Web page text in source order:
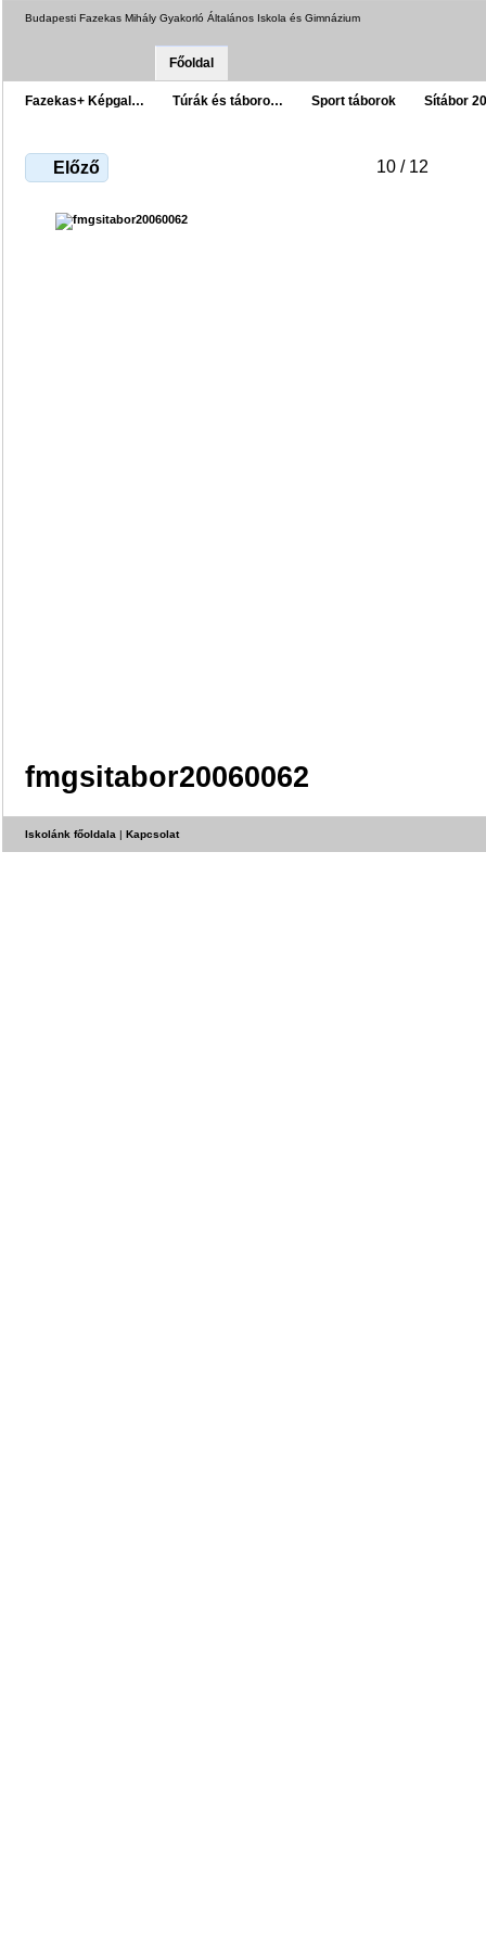
Budapesti Fazekas Mihály Gyakorló Általános Iskola és Gimnázium
Főoldal
Fazekas+ Képgal… Túrák és táboro… Sport táborok Sítábor
Előző 10 / 12
fmgsitabor20060062
Iskolánk főoldala | Kapcsolat